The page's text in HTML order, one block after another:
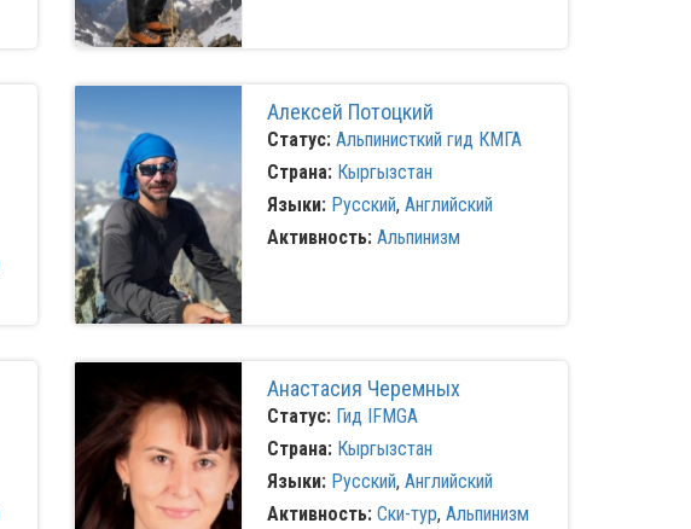
Алексей Потоцкий
Статус: Альпинисткий гид КМГА
Страна: Кыргызстан
Языки: Русский,Английский
Активность: Альпинизм
Анастасия Черемных
Статус: Гид IFMGA
Страна: Кыргызстан
Языки: Русский,Английский
Активность: Ски-тур,Альпинизм